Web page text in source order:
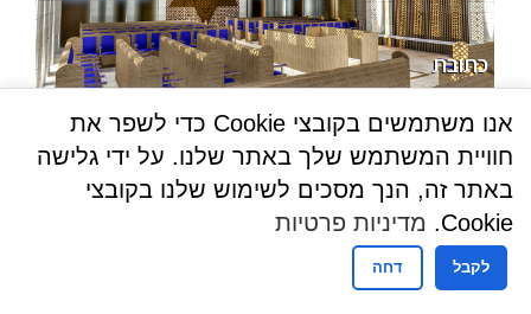
כתובת
28 הרב שלום שבזי
המעורב - מסעדה
כשרות רגילה בתוקף
למידע נוסף
אנו משתמשים בקובצי Cookie כדי לשפר את
חוויית המשתמש שלך באתר שלנו. על ידי גלישה
באתר זה, הנך מסכים לשימוש שלנו בקובצי
Cookie.
מדיניות פרטיות
לקבל דחה